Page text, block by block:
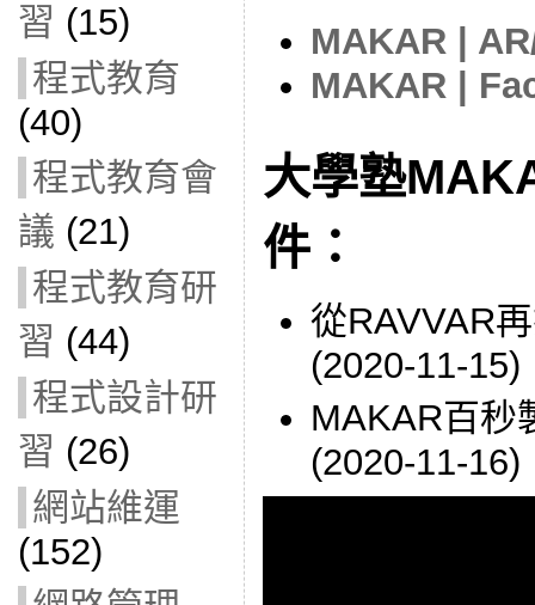
習 (15)
程式教育
(40)
程式教育會
議 (21)
程式教育研
習 (44)
程式設計研
習 (26)
網站維運
(152)
MAKAR |
MAKAR |
大學塾
件：
從RAVVAR
(2020-11-15)
MAKAR百秒
(2020-11-16)